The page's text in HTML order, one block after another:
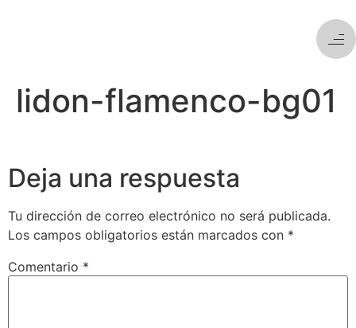
lidon-flamenco-bg01
Deja una respuesta
Tu dirección de correo electrónico no será publicada.
Los campos obligatorios están marcados con *
Comentario *